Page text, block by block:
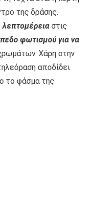
της δράσης.
στις
φωτισμού για να
Χάρη στην
αποδίδει
το φάσμα της